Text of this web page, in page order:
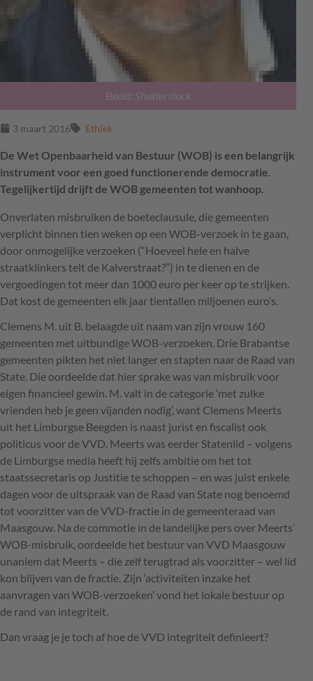
Beeld: Shutterstock
3 maart 2016 Ethiek
De Wet Openbaarheid van Bestuur (WOB) is een belangrijk
instrument voor een goed functionerende democratie.
Tegelijkertijd drijft de WOB gemeenten tot wanhoop.
Onverlaten misbruiken de boeteclausule, die gemeenten
verplicht binnen tien weken op een WOB-verzoek in te gaan,
door onmogelijke verzoeken (“Hoeveel hele en halve
straatklinkers telt de Kalverstraat?”) in te dienen en de
vergoedingen tot meer dan 1000 euro per keer op te strijken.
Dat kost de gemeenten elk jaar tientallen miljoenen euro’s.
Clemens M. uit B. belaagde uit naam van zijn vrouw 160
gemeenten met uitbundigeWOB-verzoeken. Drie Brabantse
gemeenten pikten het niet langer en stapten naar de Raad van
State. Die oordeelde dat hier sprake was van misbruik voor
eigen financieel gewin. M. valt in de categorie ‘met zulke
vrienden heb je geen vijanden nodig’, want Clemens Meerts
uit het Limburgse Beegden is naast jurist en fiscalist ook
politicus voor deVVD. Meerts was eerder Statenlid – volgens
de Limburgse media heeft hij zelfs ambitie om het tot
staatssecretaris op Justitie te schoppen – en was juist enkele
dagen voor de uitspraak van de Raad van State nog benoemd
tot voorzitter van deVVD-fractie in de gemeenteraad van
Maasgouw. Na de commotie in de landelijke pers over Meerts’
WOB-misbruik, oordeelde het bestuur van VVD Maasgouw
unaniem dat Meerts – die zelf terugtrad als voorzitter – wel lid
kon blijven van de fractie. Zijn ‘activiteiten inzake het
aanvragen van WOB-verzoeken’ vond het lokale bestuur op
de rand van integriteit.
Dan vraag je je toch af hoe deVVD integriteit definieert?